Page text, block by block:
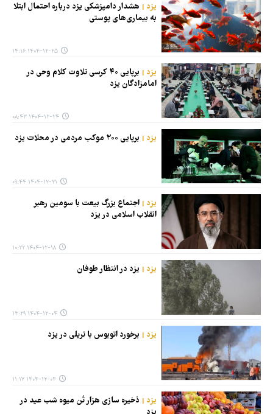
یزد
هشدار دامپزشکی یزد درباره احتمال ابتلا
به بیماری‌های پوستی
۱۴۰۴-۱۲-۲۵ ۱۴:۱۶
یزد
برپایی ۴۰ کرسی تلاوت کلام وحی در
امامزادگان یزد
۱۴۰۴-۱۲-۲۴ ۰۸:۴۳
یزد برپایی ۲۰۰ موکب مردمی در محلات یزد
۱۴۰۴-۱۲-۲۱ ۰۹:۴۴
یزد
اجتماع بزرگ بیعت با سومین رهبر
انقلاب اسلامی در یزد
۱۴۰۴-۱۲-۱۸ ۱۰:۲۲
یزد یزد در انتظار طوفان
۱۴۰۴-۱۲-۰۴ ۱۳:۲۹
یزد برخورد اتوبوس با تریلی در یزد
۱۴۰۴-۱۲-۰۴ ۱۱:۱۷
یزد
ذخیره سازی هزار تُن میوه شب عید در